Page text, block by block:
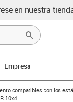
en nuestra
Empresa
compatibles con los
10xd